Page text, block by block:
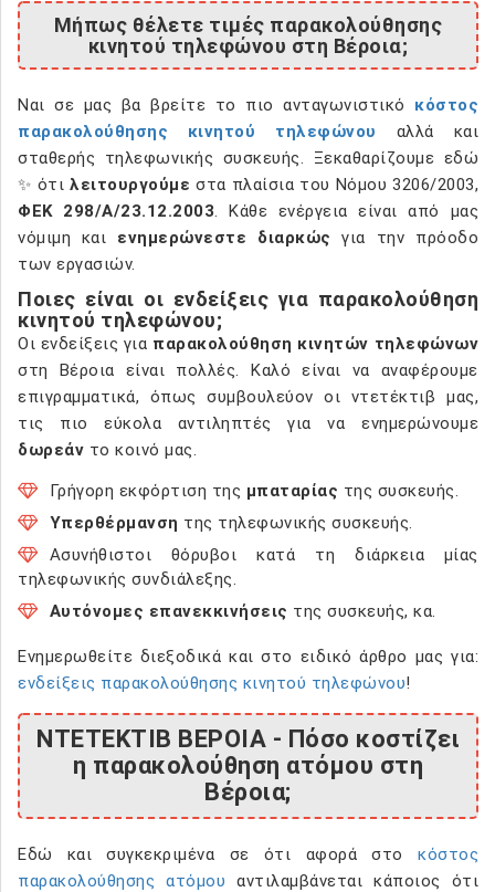
Μήπως θέλετε τιμές παρακολούθησης
κινητού τηλεφώνου στη Βέροια;
Ναι σε μας βα βρείτε το πιο ανταγωνιστικό κόστος
παρακολούθησης κινητού τηλεφώνου αλλά και
σταθερής τηλεφωνικής συσκευής. Ξεκαθαρίζουμε εδώ
✨ ότιλειτουργούμε στα πλαίσια του Νόμου 3206/2003,
ΦΕΚ 298/Α/23.12.2003. Κάθε ενέργεια είναι από μας
νόμιμη και ενημερώνεστε διαρκώς για την πρόοδο
των εργασιών.
Ποιες είναι οι ενδείξεις για παρακολούθηση
κινητού τηλεφώνου;
Οι ενδείξεις για παρακολούθηση κινητών τηλεφώνων
στη Βέροια είναι πολλές. Καλό είναι να αναφέρουμε
επιγραμματικά, όπως συμβουλεύον οι ντετέκτιβ μας,
τις πιο εύκολα αντιληπτές για να ενημερώνουμε
δωρεάν το κοινό μας.
Γρήγορη εκφόρτιση της μπαταρίας της συσκευής.
Υπερθέρμανση της τηλεφωνικής συσκευής.
Ασυνήθιστοι θόρυβοι κατά τη διάρκεια μίας
τηλεφωνικής συνδιάλεξης.
Αυτόνομες επανεκκινήσεις της συσκευής, κα.
Ενημερωθείτε διεξοδικά και στο ειδικό άρθρο μας για:
ενδείξεις παρακολούθησης κινητού τηλεφώνου!
ΝΤΕΤΕΚΤΙΒ ΒΕΡΟΙΑ - Πόσο κοστίζει
η παρακολούθηση ατόμου στη
Βέροια;
Εδώ και συγκεκριμένα σε ότι αφορά στο κόστος
παρακολούθησης ατόμου αντιλαμβάνεται κάποιος ότι